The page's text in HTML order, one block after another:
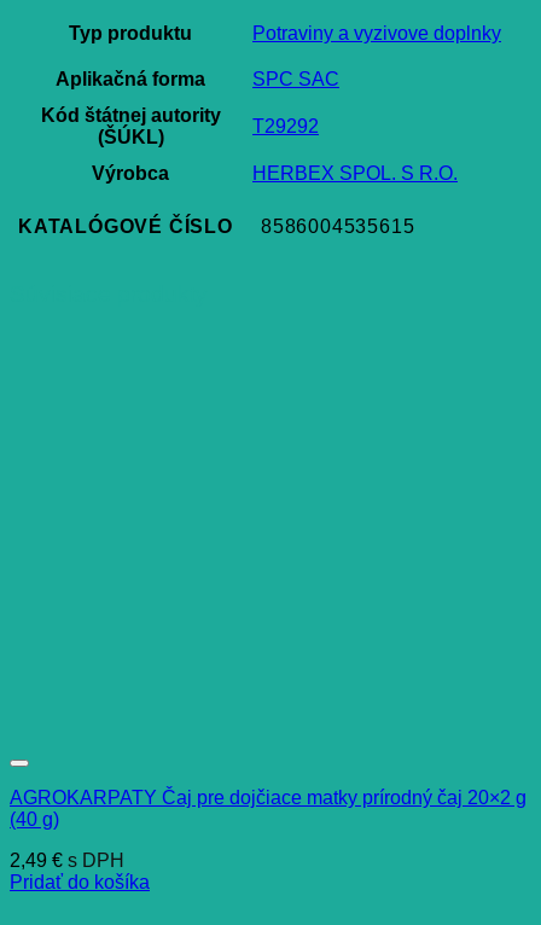
Typ produktu Potraviny a vyzivove doplnky
Aplikačná forma
SPC SAC
Kód štátnej autority
(ŠÚKL)
T29292
Výrobca HERBEX SPOL. S R.O.
KATALÓGOVÉ ČÍSLO 8586004535615
AGROKARPATY Čaj pre dojčiace matky prírodný čaj 20×2 g
(40 g)
2,49 € s DPH
Pridať do košíka